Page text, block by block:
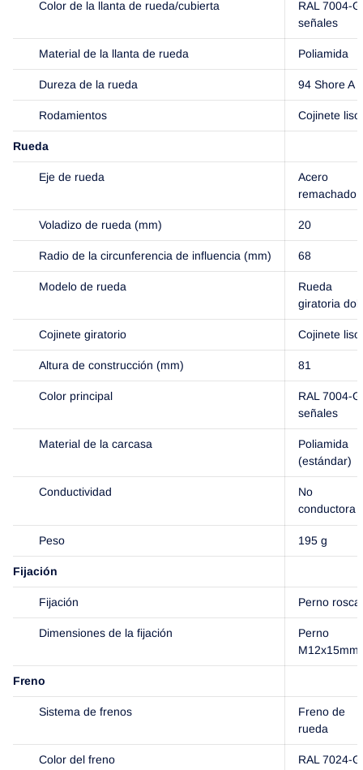
Color de la llanta de rueda/cubierta
RAL 7004-
señales
Material de la llanta de rueda Poliamida
Dureza de la rueda 94 Shore A
Rodamientos Cojinete liso
Rueda
Eje de rueda
Acero
remachado
Voladizo de rueda (mm) 20
Radio de la circunferencia de influencia (mm) 68
Modelo de rueda
Rueda
giratoria
Cojinete giratorio Cojinete liso
Altura de construcción (mm) 81
Color principal
RAL 7004-
señales
Material de la carcasa
Poliamida
(estándar)
Conductividad
No
conductora
Peso 195 g
Fijación
Fijación Perno
Dimensiones de la fijación
Perno
M12x15mm
Freno
Sistema de frenos
Freno de
rueda
Color del freno
RAL 7024-